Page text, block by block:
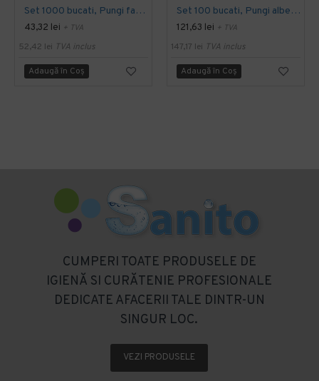
Set 1000 bucati, Pungi farmacie albe, 13x19 cm
43,32 lei + TVA
52,42 lei TVA inclus
Adaugă în Coş
Set 100 bucati, Pungi albe colorate rosii, 25x14x30cm
121,63 lei + TVA
147,17 lei TVA inclus
Adaugă în Coş
CUMPERI TOATE PRODUSELE DE
IGIENĂ SI CURĂTENIE PROFESIONALE
DEDICATE AFACERII TALE DINTR-UN
SINGUR LOC.
VEZI PRODUSELE